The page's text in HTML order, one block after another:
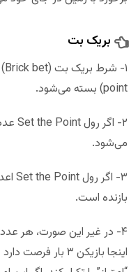
بریک بت
point) بسته می‌شود.
می‌شود.
بازنده است.
۴- در غیر این صورت، هر